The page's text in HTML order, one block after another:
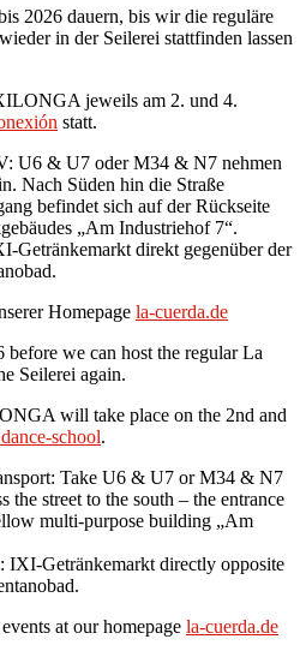
2026 dauern, bis wir die reguläre
in der Seilerei stattfinden lassen
jeweils am 2. und 4.
statt.
U6 & U7 oder M34 & N7 nehmen
Nach Süden hin die Straße
befindet sich auf der Rückseite
„Am Industriehof 7“.
Getränkemarkt direkt gegenüber der
Homepage la-cuerda.de
we can host the regular La
Seilerei again.
will take place on the 2nd and
school.
Take U6 & U7 or M34 & N7
the street to the south – the entrance
multi-purpose building „Am
IXI-Getränkemarkt directly opposite
at our homepage la-cuerda.de